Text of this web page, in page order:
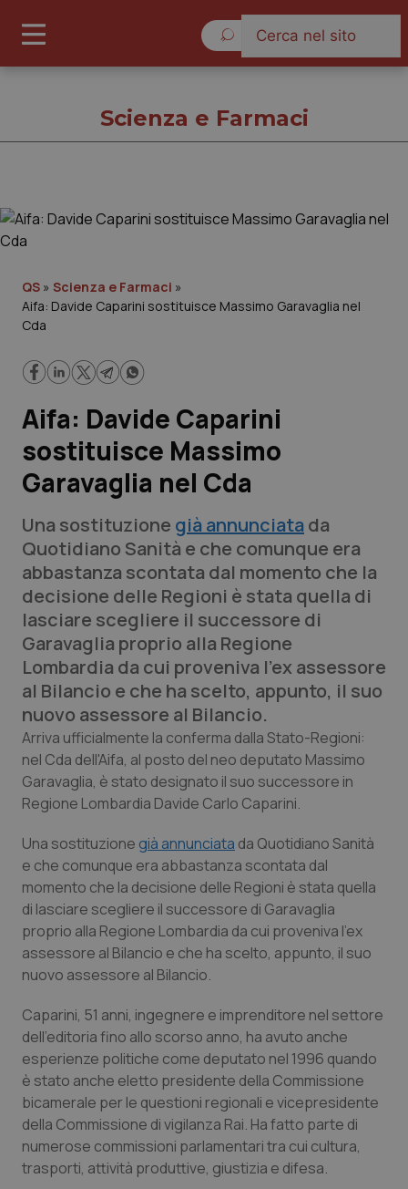
Governo e Parlamento
Regioni e Asl
Lavoro e Professioni
Scienza e Farmaci
Studi e Analisi
Lettere al direttore
Edizioni Regionali
QS Pro
Professionisti Sanitari.AI
Abruzzo
Basilicata
Campania
Emilia-Romagna
Friuli Venezia Giulia
Lazio
Liguria
Lombardia
Marche
QS Pro Gold
Artrite & artrosi
Car-T
Colesterolo & coronaropatie
Dermatite Atopica
Diabete & glucometri
Disturbi dell’umore
Dolore
Donna & Salute
QS Club Newsletter
Scienza e Farmaci
QS » Scienza e Farmaci »
Aifa: Davide Caparini sostituisce Massimo Garavaglia nel
Cda
Aifa: Davide Caparini
sostituisce Massimo
Garavaglia nel Cda
Una sostituzione già annunciatada
Quotidiano Sanità e che comunque era
abbastanza scontata dal momento che la
decisione delle Regioni è stata quella di
lasciare scegliere il successore di
Garavaglia proprio alla Regione
Lombardia da cui proveniva l'ex assessore
al Bilancio e che ha scelto, appunto, il suo
nuovo assessore al Bilancio.
Arriva ufficialmente la conferma dalla Stato-Regioni:
nel Cda dell'Aifa, al posto del neo deputato Massimo
Garavaglia, è stato designato il suo successore in
Regione Lombardia Davide Carlo Caparini.
Una sostituzione già annunciata da Quotidiano Sanità
e che comunque era abbastanza scontata dal
momento che la decisione delle Regioni è stata quella
di lasciare scegliere il successore di Garavaglia
proprio alla Regione Lombardia da cui proveniva l'ex
assessore al Bilancio e che ha scelto, appunto, il suo
nuovo assessore al Bilancio.
Caparini, 51 anni, ingegnere e imprenditore nel settore
dell'editoria fino allo scorso anno, ha avuto anche
esperienze politiche come deputato nel 1996 quando
è stato anche eletto presidente della Commissione
bicamerale per le questioni regionali e vicepresidente
della Commissione di vigilanza Rai. Ha fatto parte di
numerose commissioni parlamentari tra cui cultura,
trasporti, attività produttive, giustizia e difesa.